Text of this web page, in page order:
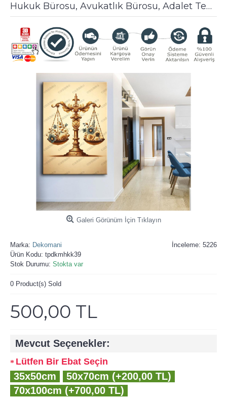
Hukuk Bürosu, Avukatlık Bürosu, Adalet Temalı Dekoratif Tablo Adaletin Terazsi hkk39
Galeri Görünüm İçin Tıklayın
İnceleme: 5226
Marka: Dekomani
Ürün Kodu: tpdkmhkk39
Stok Durumu: Stokta var
0 Product(s) Sold
500,00 TL
Mevcut Seçenekler:
Lütfen Bir Ebat Seçin
35x50cm
50x70cm (+200,00 TL)
70x100cm (+700,00 TL)